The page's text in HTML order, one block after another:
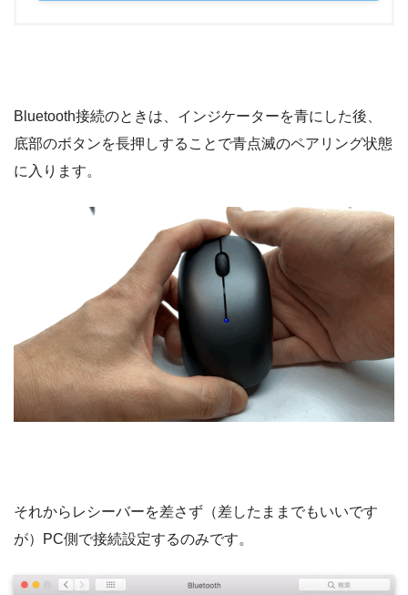
Bluetooth接続のときは、インジケーターを青にした後、
底部のボタンを長押しすることで青点滅のペアリング状態
に入ります。
それからレシーバーを差さず（差したままでもいいです
が）PC側で接続設定するのみです。